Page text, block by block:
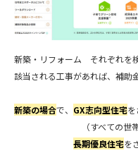
新築・リフォーム それぞれを
該当される工事があれば、補助
新築の場合で、 GX志向型住宅を
（すべての世帯が
長期優良住宅を